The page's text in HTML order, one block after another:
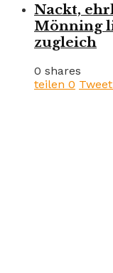
Nackt,
Mönning
zugleich
0 shares
teilen 0 Tweet